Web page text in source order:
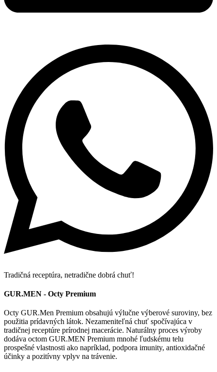
Tradičná receptúra, netradične dobrá chuť!
GUR.MEN - Octy Premium
Octy GUR.Men Premium obsahujú výlučne výberové suroviny, bez
použitia prídavných látok. Nezameniteľná chuť spočívajúca v
tradičnej receptúre prírodnej macerácie. Naturálny proces výroby
dodáva octom GUR.MEN Premium mnohé ľudskému telu
prospešné vlastnosti ako napríklad, podpora imunity, antioxidačné
účinky a pozitívny vplyv na trávenie.